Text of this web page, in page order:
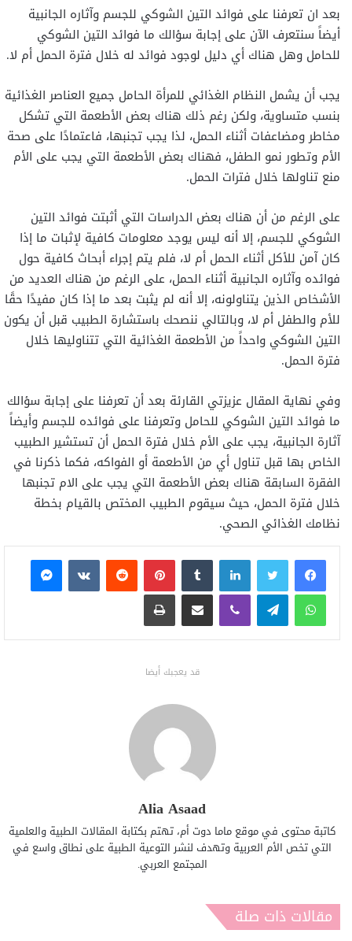
بعد ان تعرفنا على فوائد التين الشوكي للجسم وآثاره الجانبية
أيضاً سنتعرف الآن على إجابة سؤالك ما فوائد التين الشوكي
للحامل وهل هناك أي دليل لوجود فوائد له خلال فترة الحمل أم لا.
يجب أن يشمل النظام الغذائي للمرأة الحامل جميع العناصر الغذائية
بنسب متساوية، ولكن رغم ذلك هناك بعض الأطعمة التي تشكل
مخاطر ومضاعفات أثناء الحمل، لذا يجب تجنبها، فاعتمادًا على صحة
الأم وتطور نمو الطفل، فهناك بعض الأطعمة التي يجب على الأم
منع تناولها خلال فترات الحمل.
على الرغم من أن هناك بعض الدراسات التي أثبتت فوائد التين
الشوكي للجسم، إلا أنه ليس يوجد معلومات كافية لإثبات ما إذا
كان آمن للأكل أثناء الحمل أم لا، فلم يتم إجراء أبحاث كافية حول
فوائده وآثاره الجانبية أثناء الحمل، على الرغم من هناك العديد من
الأشخاص الذين يتناولونه، إلا أنه لم يثبت بعد ما إذا كان مفيدًا حقًا
للأم والطفل أم لا، وبالتالي ننصحك باستشارة الطبيب قبل أن يكون
التين الشوكي واحداً من الأطعمة الغذائية التي تتناوليها خلال
فترة الحمل.
وفي نهاية المقال عزيزتي القارئة بعد أن تعرفنا على إجابة سؤالك
ما فوائد التين الشوكي للحامل وتعرفنا على فوائده للجسم وأيضاً
آثارة الجانبية، يجب على الأم خلال فترة الحمل أن تستشير الطبيب
الخاص بها قبل تناول أي من الأطعمة أو الفواكه، فكما ذكرنا في
الفقرة السابقة هناك بعض الأطعمة التي يجب على الام تجنبها
خلال فترة الحمل، حيث سيقوم الطبيب المختص بالقيام بخطة
نظامك الغذائي الصحي.
فيسبوكتويتر لينكدإن بينتيريست
ماسنجر
واتساب تيلقرام ڤايبر مشاركة عبر البريد طباعة
قد يعجبك أيضا
Alia Asaad
كاتبة محتوى في موقع ماما دوت أم، تهتم بكتابة المقالات الطبية والعلمية
التي تخص الأم العربية وتهدف لنشر التوعية الطبية على نطاق واسع في
المجتمع العربي.
مقالات ذات صلة